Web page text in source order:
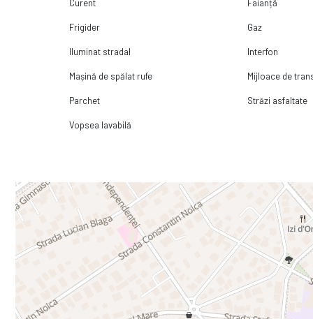
Curent Faianță
Frigider Gaz
Iluminat stradal Interfon
Mașină de spălat rufe Mijloace de
Parchet Străzi asfaltate
Vopsea lavabilă